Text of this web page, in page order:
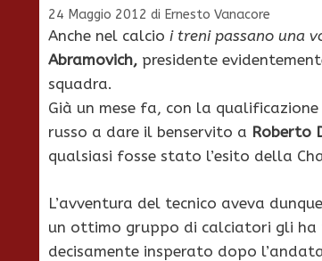
24 Maggio 2012 di Ernesto Vanacore
Anche nel calcio i treni passano una
Abramovich, presidente
squadra.
Già un mese fa, con la
russo a dare il benservito a Roberto
qualsiasi fosse stato l’esito della
L’avventura del tecnico aveva
un ottimo gruppo di calciatori gli ha
decisamente insperato dopo